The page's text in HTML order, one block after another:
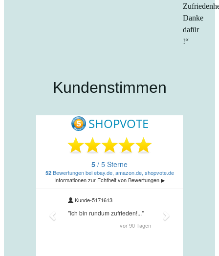
Danke
dafür
!“
Kundenstimmen